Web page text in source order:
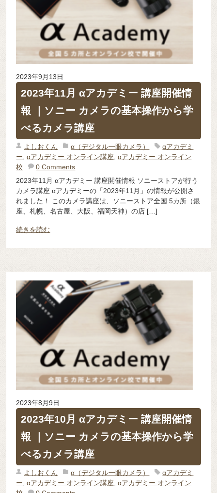
2023年9月13日
2023年11月 αアカデミー 講座開催情
報 ｜ソニー カメラの基本操作から学
べるカメラ講座
よしおくん α（デジタル一眼カメラ）
αアカデミ
ー ,αアカデミー オンライン講座 ,αアカデミー オンライン
校
0 Comments
2023年11月 αアカデミー 講座開催情報 ソニーストアが行う
カメラ講座 αアカデミーの「2023年11月」の情報が公開さ
れました！ このカメラ講座は、ソニーストア全国 5カ所（銀
座、札幌、名古屋、大阪、福岡天神）の店 […]
続きを読む
2023年8月9日
2023年10月 αアカデミー 講座開催情
報 ｜ソニー カメラの基本操作から学
べるカメラ講座
よしおくん α（デジタル一眼カメラ）
αアカデミ
ー ,αアカデミー オンライン講座 ,αアカデミー オンライン